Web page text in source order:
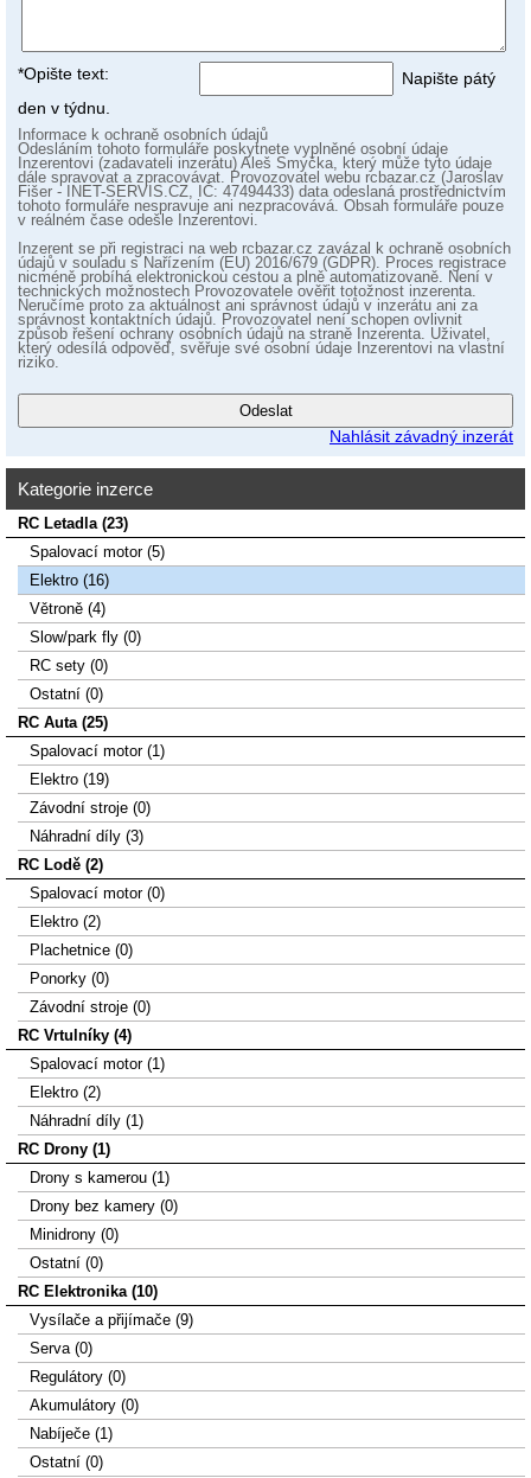
*Opište text:
Napište pátý
den v týdnu.
Informace k ochraně osobních údajů
Odesláním tohoto formuláře poskytnete vyplněné osobní údaje
Inzerentovi (zadavateli inzerátu) Aleš Smyčka, který může tyto údaje
dále spravovat a zpracovávat. Provozovatel webu rcbazar.cz (Jaroslav
Fišer - INET-SERVIS.CZ, IČ: 47494433) data odeslaná prostřednictvím
tohoto formuláře nespravuje ani nezpracovává. Obsah formuláře pouze
v reálném čase odešle Inzerentovi.
Inzerent se při registraci na web rcbazar.cz zavázal k ochraně osobních
údajů v souladu s Nařízením (EU) 2016/679 (GDPR). Proces registrace
nicméně probíhá elektronickou cestou a plně automatizovaně. Není v
technických možnostech Provozovatele ověřit totožnost inzerenta.
Neručíme proto za aktuálnost ani správnost údajů v inzerátu ani za
správnost kontaktních údajů. Provozovatel není schopen ovlivnit
způsob řešení ochrany osobních údajů na straně Inzerenta. Uživatel,
který odesílá odpověď, svěřuje své osobní údaje Inzerentovi na vlastní
riziko.
Nahlásit závadný inzerát
Kategorie inzerce
RC Letadla (23)
Spalovací­ motor (5)
Elektro (16)
Větroně (4)
Slow/park fly (0)
RC sety (0)
Ostatní (0)
RC Auta (25)
Spalovací motor (1)
Elektro (19)
Závodní stroje (0)
Náhradní díly (3)
RC Lodě (2)
Spalovací motor (0)
Elektro (2)
Plachetnice (0)
Ponorky (0)
Závodní stroje (0)
RC Vrtulníky (4)
Spalovací motor (1)
Elektro (2)
Náhradní díly (1)
RC Drony (1)
Drony s kamerou (1)
Drony bez kamery (0)
Minidrony (0)
Ostatní (0)
RC Elektronika (10)
Vysílače a přijímače (9)
Serva (0)
Regulátory (0)
Akumulátory (0)
Nabíječe (1)
Ostatní (0)